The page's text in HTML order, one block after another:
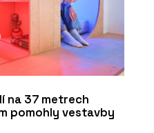
na 37 metrech
pomohly vestavby